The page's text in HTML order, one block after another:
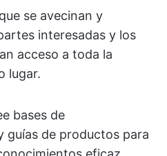
se avecinan y
interesadas y los
acceso a toda la
lugar.
bases de
guías de productos para